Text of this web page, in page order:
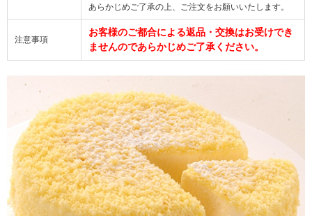
あらかじめご了承の上、ご注文をお願いいたします。
注意事項
お客様のご都合による返品・交換はお受けでき
ませんのであらかじめご了承ください。